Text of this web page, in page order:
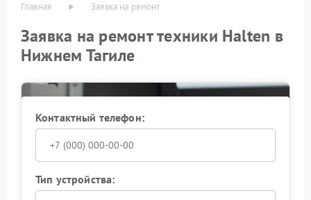
Главная Заявка на ремонт
Заявка на ремонт техники Halten в
Нижнем Тагиле
Контактный телефон:
Тип устройства: